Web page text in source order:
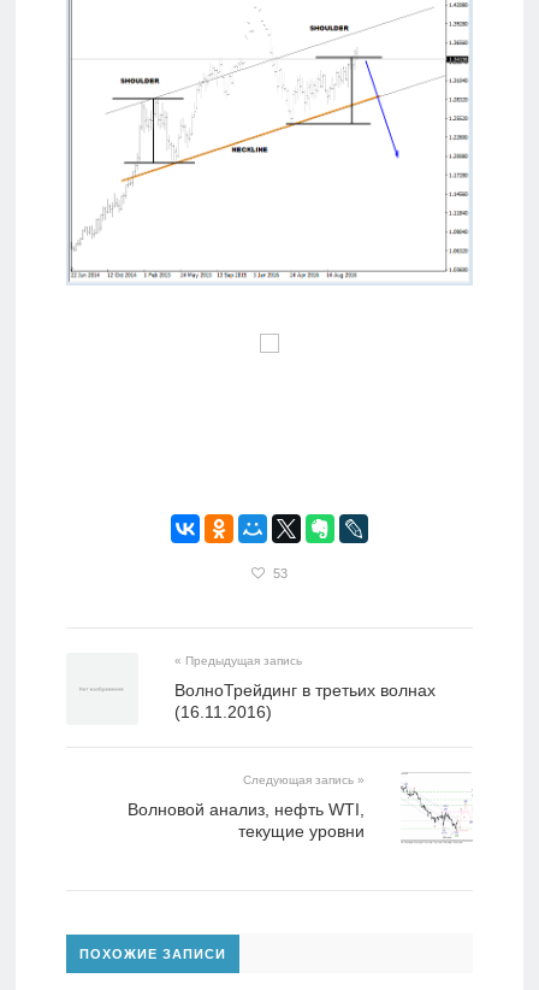
53
« Предыдущая запись
ВолноТрейдинг в третьих волнах
(16.11.2016)
Следующая запись »
Волновой анализ, нефть WTI,
текущие уровни
ПОХОЖИЕ ЗАПИСИ